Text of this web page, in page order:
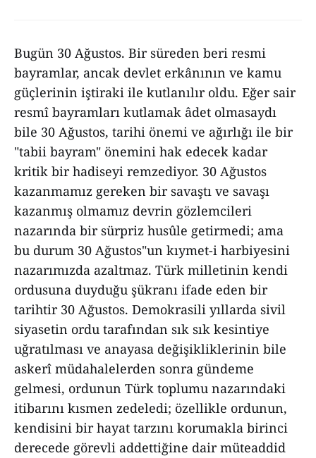
Bugün 30 Ağustos. Bir süreden beri resmi
bayramlar, ancak devlet erkânının ve kamu
güçlerinin iştiraki ile kutlanılır oldu. Eğer sair
resmî bayramları kutlamak âdet olmasaydı
bile 30 Ağustos, tarihi önemi ve ağırlığı ile bir
"tabii bayram" önemini hak edecek kadar
kritik bir hadiseyi remzediyor. 30 Ağustos
kazanmamız gereken bir savaştı ve savaşı
kazanmış olmamız devrin gözlemcileri
nazarında bir sürpriz husûle getirmedi; ama
bu durum 30 Ağustos"un kıymet-i harbiyesini
nazarımızda azaltmaz. Türk milletinin kendi
ordusuna duyduğu şükranı ifade eden bir
tarihtir 30 Ağustos. Demokrasili yıllarda sivil
siyasetin ordu tarafından sık sık kesintiye
uğratılması ve anayasa değişikliklerinin bile
askerî müdahalelerden sonra gündeme
gelmesi, ordunun Türk toplumu nazarındaki
itibarını kısmen zedeledi; özellikle ordunun,
kendisini bir hayat tarzını korumakla birinci
derecede görevli addettiğine dair müteaddid